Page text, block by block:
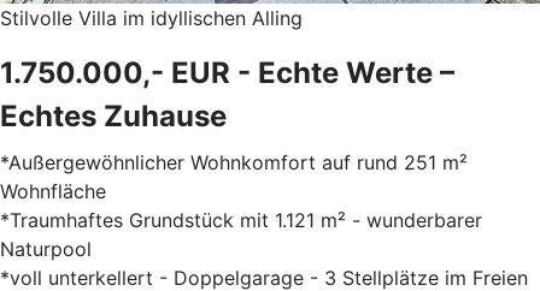
Stilvolle Villa im idyllischen Alling
1.750.000,- EUR - Echte Werte –
Echtes Zuhause
*Außergewöhnlicher Wohnkomfort auf rund 251 m²
Wohnfläche
*Traumhaftes Grundstück mit 1.121 m² - wunderbarer
Naturpool
*voll unterkellert - Doppelgarage - 3 Stellplätze im Freien